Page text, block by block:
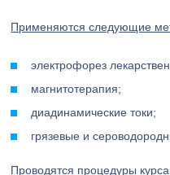
Применяются следующие
электрофорез
магнитотерапия;
диадинамические токи;
грязевые и
Проводятся процедуры